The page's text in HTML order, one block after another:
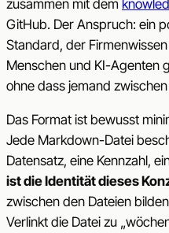
zusammen mit dem
GitHub. Der Anspruch: ein
Standard, der
Menschen und KI-Agenten
ohne dass jemand
Das Format ist bewusst
Jede Markdown-Datei
Datensatz, eine Kennzahl,
ist die Identität dieses
zwischen den Dateien
Verlinkt die Datei zu